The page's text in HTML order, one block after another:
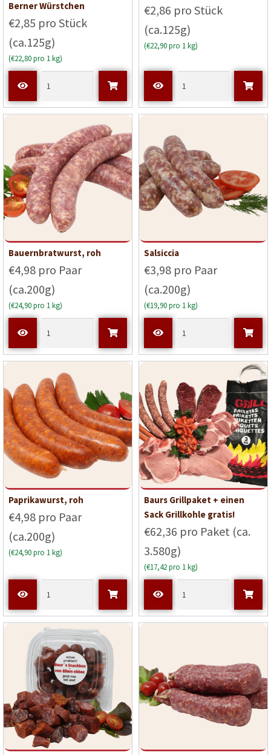
Bewerte
von 5
Berner Würstchen
€2,85 pro Stück
(ca.125g)
(€22,80 pro 1 kg)
€2,86 pro Stück
(ca.125g)
(€22,90 pro 1 kg)
Bauernbratwurst, roh
€4,98 pro Paar
(ca.200g)
(€24,90 pro 1 kg)
Salsiccia
€3,98 pro Paar
(ca.200g)
(€19,90 pro 1 kg)
Paprikawurst, roh
€4,98 pro Paar
(ca.200g)
(€24,90 pro 1 kg)
Baurs Grillpaket + einen
Sack Grillkohle gratis!
€62,36 pro Paket (ca.
3.580g)
(€17,42 pro 1 kg)